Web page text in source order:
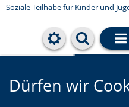
Soziale Teilhabe für Kinder und
Cookie-
Dürfen wir